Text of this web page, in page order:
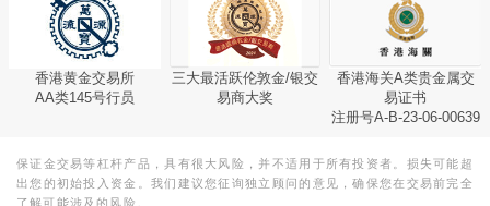
香港黄金交易所
AA类145号行员
三大最活跃伦敦金/银交
易商大奖
香港海关A类贵金属交
易证书
注册号A-B-23-06-00639
保证金交易等杠杆产品，具有很大风险，并不适用于所有投资者。损失可能超
出您的初始投入资金。我们建议您征询独立顾问的意见，确保您在交易前完全
了解可能涉及的风险。